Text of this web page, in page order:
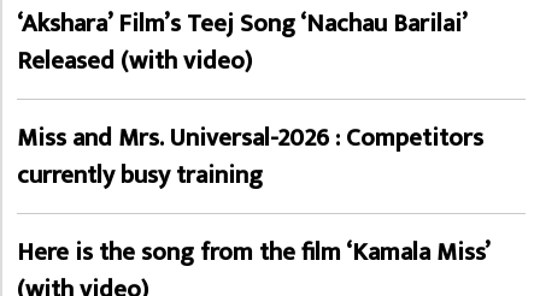
‘Akshara’ Film’s Teej Song ‘Nachau Barilai’
Released (with video)
Miss and Mrs. Universal-2026 : Competitors
currently busy training
Here is the song from the film ‘Kamala Miss’